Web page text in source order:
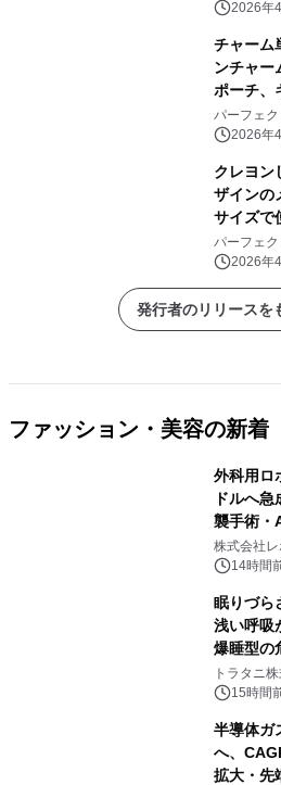
2026年
チャーム
ンチャー
ポーチ、
けのアレ
パーフェ
2026年
クレヨン
ザインの
サイズで
行にぜひ
パーフェ
2026年
発行者のリリースを
ファッション・美容の新着
外科用ロ
ドルへ
襲手術・
牽引
株式会社
14時間
眠りづら
浅い呼吸
爆睡型の
説
トラタニ
15時間
半導体ガ
へ、
拡大・先